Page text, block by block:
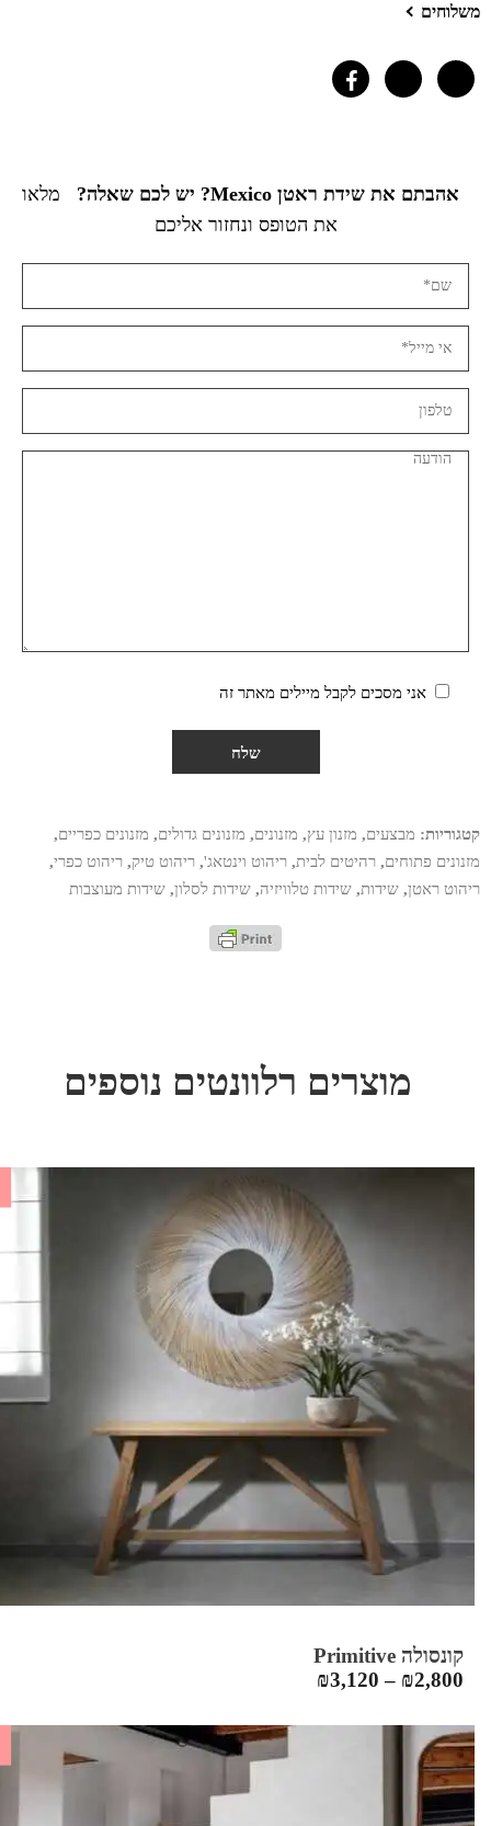
משלוחים
אהבתם את שידת ראטן Mexico? יש לכם שאלה?
מלאו
את הטופס ונחזור אליכם
אני מסכים לקבל מיילים מאתר זה
קטגוריות: מבצעים, מזנון עץ, מזנונים, מזנונים גדולים, מזנונים כפריים,
מזנונים פתוחים, רהיטים לבית, ריהוט וינטאג', ריהוט טיק, ריהוט כפרי,
ריהוט ראטן, שידות, שידות טלוויזיה, שידות לסלון, שידות מעוצבות
מוצרים רלוונטים נוספים
קונסולה Primitive
₪2,800
–
₪3,120